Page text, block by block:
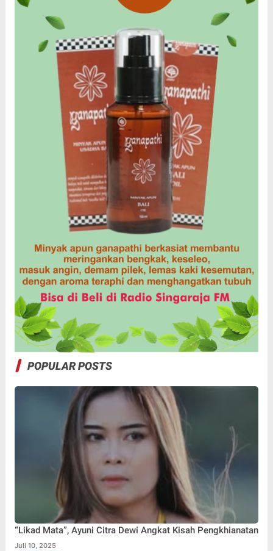
POPULAR POSTS
“Likad Mata”, Ayuni Citra Dewi Angkat Kisah Pengkhianatan
Juli 10, 2025